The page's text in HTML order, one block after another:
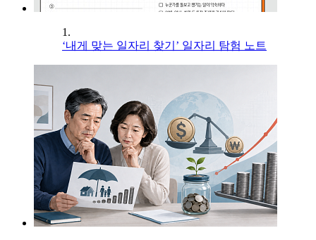
1.
‘내게 맞는 일자리 찾기’ 일자리 탐험 노트